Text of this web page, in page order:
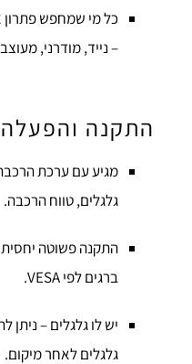
כל מי שמחפש פתרון
– נייד, מודרני,
התקנה והפעלה
מגיע עם ערכת
גלגלים, טווח הרכבה.
התקנה פשוטה
ברגים לפי VESA.
יש לו גלגלים – ניתן
גלגלים לאחר מיקום.